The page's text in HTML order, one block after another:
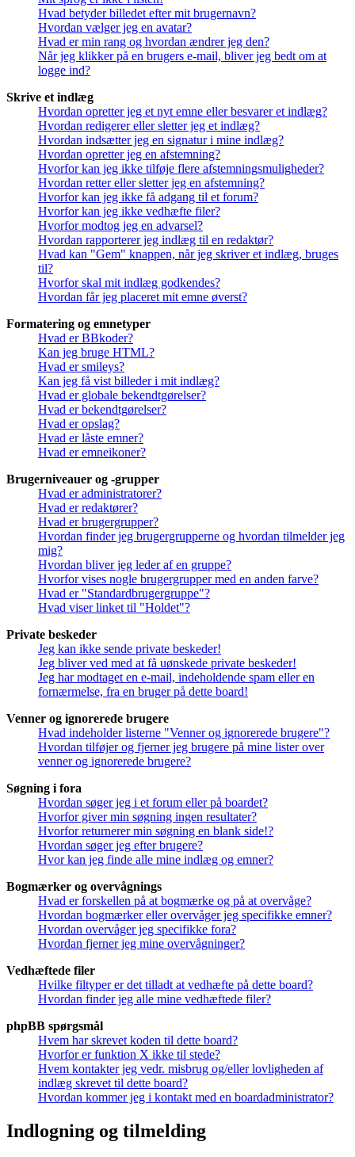
Hvad betyder billedet efter mit brugernavn?
Hvordan vælger jeg en avatar?
Hvad er min rang og hvordan ændrer jeg den?
Når jeg klikker på en brugers e-mail, bliver jeg bedt om at
logge ind?
Skrive et indlæg
Hvordan opretter jeg et nyt emne eller besvarer et indlæg?
Hvordan redigerer eller sletter jeg et indlæg?
Hvordan indsætter jeg en signatur i mine indlæg?
Hvordan opretter jeg en afstemning?
Hvorfor kan jeg ikke tilføje flere afstemningsmuligheder?
Hvordan retter eller sletter jeg en afstemning?
Hvorfor kan jeg ikke få adgang til et forum?
Hvorfor kan jeg ikke vedhæfte filer?
Hvorfor modtog jeg en advarsel?
Hvordan rapporterer jeg indlæg til en redaktør?
Hvad kan "Gem" knappen, når jeg skriver et indlæg, bruges
til?
Hvorfor skal mit indlæg godkendes?
Hvordan får jeg placeret mit emne øverst?
Formatering og emnetyper
Hvad er BBkoder?
Kan jeg bruge HTML?
Hvad er smileys?
Kan jeg få vist billeder i mit indlæg?
Hvad er globale bekendtgørelser?
Hvad er bekendtgørelser?
Hvad er opslag?
Hvad er låste emner?
Hvad er emneikoner?
Brugerniveauer og -grupper
Hvad er administratorer?
Hvad er redaktører?
Hvad er brugergrupper?
Hvordan finder jeg brugergrupperne og hvordan tilmelder jeg
mig?
Hvordan bliver jeg leder af en gruppe?
Hvorfor vises nogle brugergrupper med en anden farve?
Hvad er "Standardbrugergruppe"?
Hvad viser linket til "Holdet"?
Private beskeder
Jeg kan ikke sende private beskeder!
Jeg bliver ved med at få uønskede private beskeder!
Jeg har modtaget en e-mail, indeholdende spam eller en
fornærmelse, fra en bruger på dette board!
Venner og ignorerede brugere
Hvad indeholder listerne "Venner og ignorerede brugere"?
Hvordan tilføjer og fjerner jeg brugere på mine lister over
venner og ignorerede brugere?
Søgning i fora
Hvordan søger jeg i et forum eller på boardet?
Hvorfor giver min søgning ingen resultater?
Hvorfor returnerer min søgning en blank side!?
Hvordan søger jeg efter brugere?
Hvor kan jeg finde alle mine indlæg og emner?
Bogmærker og overvågnings
Hvad er forskellen på at bogmærke og på at overvåge?
Hvordan bogmærker eller overvåger jeg specifikke emner?
Hvordan overvåger jeg specifikke fora?
Hvordan fjerner jeg mine overvågninger?
Vedhæftede filer
Hvilke filtyper er det tilladt at vedhæfte på dette board?
Hvordan finder jeg alle mine vedhæftede filer?
phpBB spørgsmål
Hvem har skrevet koden til dette board?
Hvorfor er funktion X ikke til stede?
Hvem kontakter jeg vedr. misbrug og/eller lovligheden af
indlæg skrevet til dette board?
Hvordan kommer jeg i kontakt med en boardadministrator?
Indlogning og tilmelding